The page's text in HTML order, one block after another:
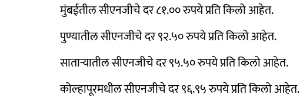
मुंबईतील सीएनजीचे दर ८१.०० रुपये प्रति किलो आहेत.
पुण्यातील सीएनजीचे दर ९२.५० रुपये प्रति किलो आहेत.
साताऱ्यातील सीएनजीचे दर ९५.५० रुपये प्रति किलो आहेत.
कोल्हापूरमधील सीएनजीचे दर ९६.९५ रुपये प्रति किलो आहेत.